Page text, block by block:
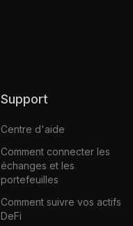
Support
Centre d'aide
Comment connecter les
échanges et les
portefeuilles
Comment suivre vos actifs
DeFi